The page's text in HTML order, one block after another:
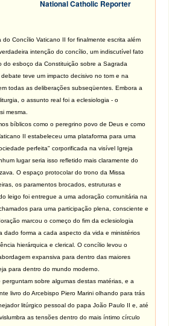
National Catholic Reporter
Concílio Vaticano II for finalmente escrita além
intenção do concílio, um indiscutível fato
do esboço da Constituição sobre a Sagrada
teve um impacto decisivo no tom e na
todas as deliberações subseqüentes. Embora a
o assunto real foi a eclesiologia - o
mesma.
bíblicos como o peregrino povo de Deus e como
II estabeleceu uma plataforma para uma
perfeita" corporificada na visível Igreja
lugar seria isso refletido mais claramente do
O espaço protocolar do trono da Missa
os paramentos brocados, estruturas e
leigo foi entregue a uma adoração comunitária na
para uma participação plena, consciente e
marcou o começo do fim da eclesiologia
dado forma a cada aspecto da vida e ministérios
hierárquica e clerical. O concílio levou o
expansiva para dentro das maiores
para dentro do mundo moderno.
sobre algumas destas matérias, e a
livro do Arcebispo Piero Marini olhando para trás
litúrgico pessoal do papa João Paulo II e, até
as tensões dentro do mais íntimo círculo